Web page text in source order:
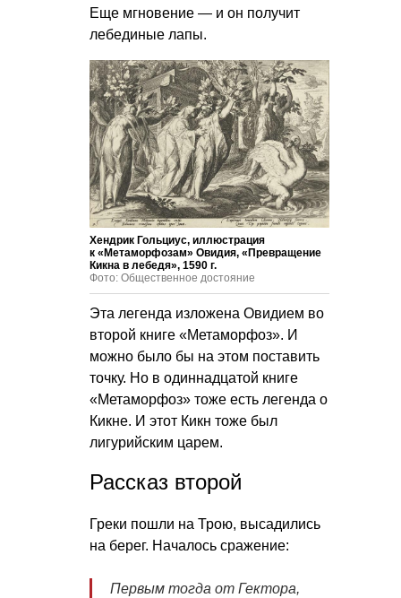
Еще мгновение — и он получит
лебединые лапы.
Хендрик Гольциус, иллюстрация
к «Метаморфозам» Овидия, «Превращение
Кикна в лебедя», 1590 г.
Фото: Общественное достояние
Эта легенда изложена Овидием во
второй книге «Метаморфоз». И
можно было бы на этом поставить
точку. Но в одиннадцатой книге
«Метаморфоз» тоже есть легенда о
Кикне. И этот Кикн тоже был
лигурийским царем.
Рассказ второй
Греки пошли на Трою, высадились
на берег. Началось сражение:
Первым тогда от Гектора,